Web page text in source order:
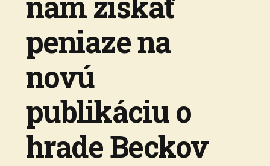
peniaze na
novú
publikáciu o
hrade Beckov